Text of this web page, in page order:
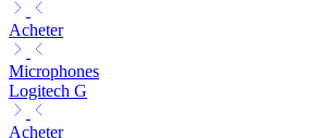
Acheter
Microphones
Logitech G
Acheter